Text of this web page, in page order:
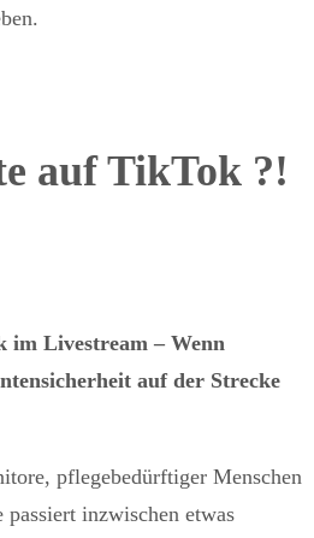
auf TikTok ?!
im Livestream – Wenn
auf der Strecke
pflegebedürftiger Menschen
passiert inzwischen etwas